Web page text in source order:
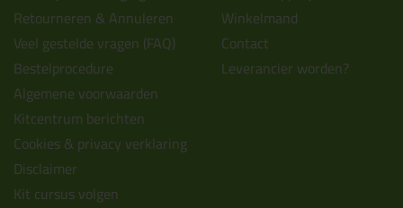
Retourneren & Annuleren
Veel gestelde vragen (FAQ)
Bestelprocedure
Algemene voorwaarden
Kitcentrum berichten
Cookies & privacy verklaring
Disclaimer
Kit cursus volgen
Winkelmand
Contact
Leverancier worden?